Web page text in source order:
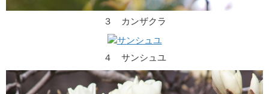
３ カンザクラ
４ サンシュユ